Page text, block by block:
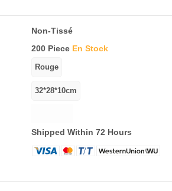
Non-Tissé
200 Piece En Stock
Shipped Within 72 Hours